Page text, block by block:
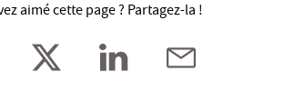
aimé cette page ? Partagez-la !